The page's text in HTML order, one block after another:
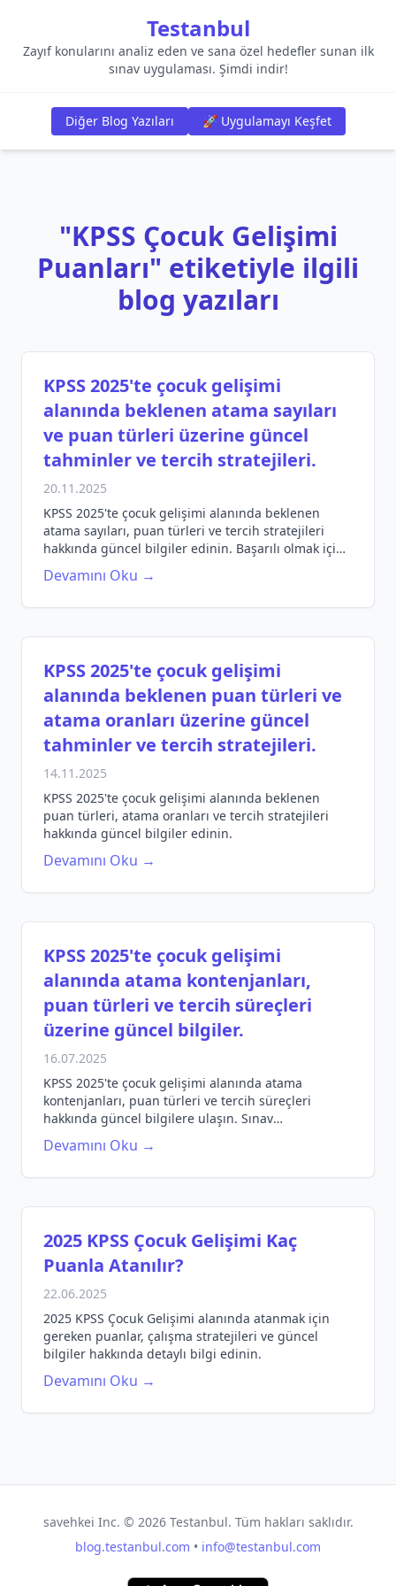
Testanbul
Zayıf konularını analiz eden ve sana özel hedefler sunan ilk
sınav uygulaması. Şimdi indir!
Diğer Blog Yazıları 🚀 Uygulamayı Keşfet
"KPSS Çocuk Gelişimi
Puanları" etiketiyle ilgili
blog yazıları
KPSS 2025'te çocuk gelişimi
alanında beklenen atama sayıları
ve puan türleri üzerine güncel
tahminler ve tercih stratejileri.
20.11.2025
KPSS 2025'te çocuk gelişimi alanında beklenen
atama sayıları, puan türleri ve tercih stratejileri
hakkında güncel bilgiler edinin. Başarılı olmak için
gerekli ipuçlarını keşfedin.
Devamını Oku →
KPSS 2025'te çocuk gelişimi
alanında beklenen puan türleri ve
atama oranları üzerine güncel
tahminler ve tercih stratejileri.
14.11.2025
KPSS 2025'te çocuk gelişimi alanında beklenen
puan türleri, atama oranları ve tercih stratejileri
hakkında güncel bilgiler edinin.
Devamını Oku →
KPSS 2025'te çocuk gelişimi
alanında atama kontenjanları,
puan türleri ve tercih süreçleri
üzerine güncel bilgiler.
16.07.2025
KPSS 2025'te çocuk gelişimi alanında atama
kontenjanları, puan türleri ve tercih süreçleri
hakkında güncel bilgilere ulaşın. Sınav
hazırlığınızda rehberlik edecek bilgiler burada!
Devamını Oku →
2025 KPSS Çocuk Gelişimi Kaç
Puanla Atanılır?
22.06.2025
2025 KPSS Çocuk Gelişimi alanında atanmak için
gereken puanlar, çalışma stratejileri ve güncel
bilgiler hakkında detaylı bilgi edinin.
Devamını Oku →
savehkei Inc. © 2026Testanbul. Tüm hakları saklıdır.
blog.testanbul.com • info@testanbul.com